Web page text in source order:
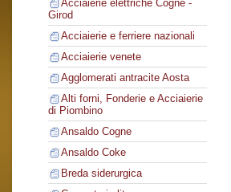
Acciaierie elettriche Cogne -
Girod
Acciaierie e ferriere nazionali
Acciaierie venete
Agglomerati antracite Aosta
Alti forni, Fonderie e Acciaierie
di Piombino
Ansaldo Cogne
Ansaldo Coke
Breda siderurgica